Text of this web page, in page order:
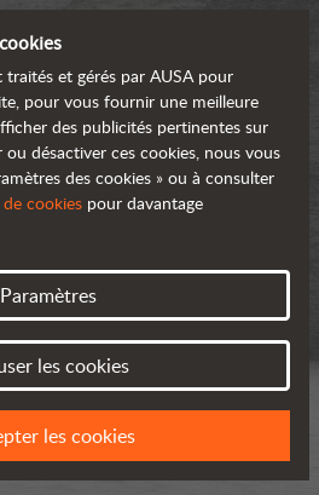
traités et gérés par AUSA pour
pour vous fournir une meilleure
des publicités pertinentes sur
désactiver ces cookies, nous vous
des cookies » ou à consulter
cookies pour davantage
Paramètres
les cookies
les cookies